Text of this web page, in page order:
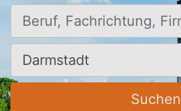
Beruf, Fachrichtung, Firma
Ort, Stadt
Suchen